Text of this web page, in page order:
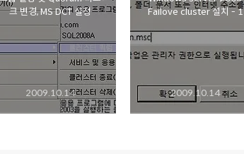
크 변경, MS DCT 설정
2009.10.14
Failove cluster 설치 - 1
2009.10.14